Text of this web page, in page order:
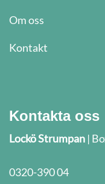
Om oss
Kontakt
Kontakta oss
Lockö Strumpan |
0320-390 04